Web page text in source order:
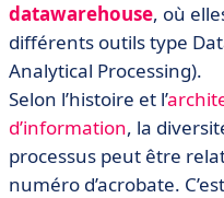
datawarehouse, où
différents outils type
Analytical Processing).
Selon l’histoire et l’
d’information, la
processus peut être
numéro d’acrobate.